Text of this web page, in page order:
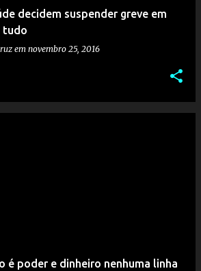
decidem suspender greve em
tudo
em novembro 25, 2016
é poder e dinheiro nenhuma linha